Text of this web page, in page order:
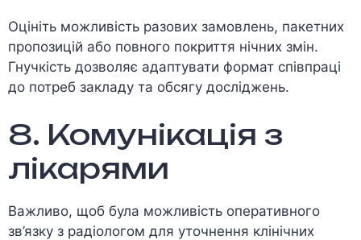
Оцініть можливість разових замовлень, пакетних
пропозицій або повного покриття нічних змін.
Гнучкість дозволяє адаптувати формат співпраці
до потреб закладу та обсягу досліджень.
8. Комунікація з
лікарями
Важливо, щоб була можливість оперативного
зв’язку з радіологом для уточнення клінічних